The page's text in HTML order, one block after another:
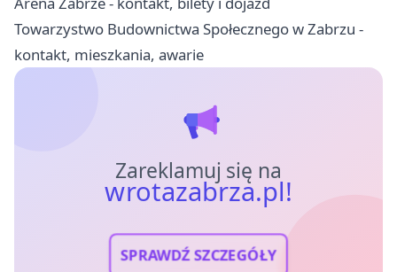
Towarzystwo Budownictwa Społecznego w Zabrzu -
kontakt, mieszkania, awarie
Zareklamuj się na
wrotazabrza.pl!
SPRAWDŹ SZCZEGÓŁY